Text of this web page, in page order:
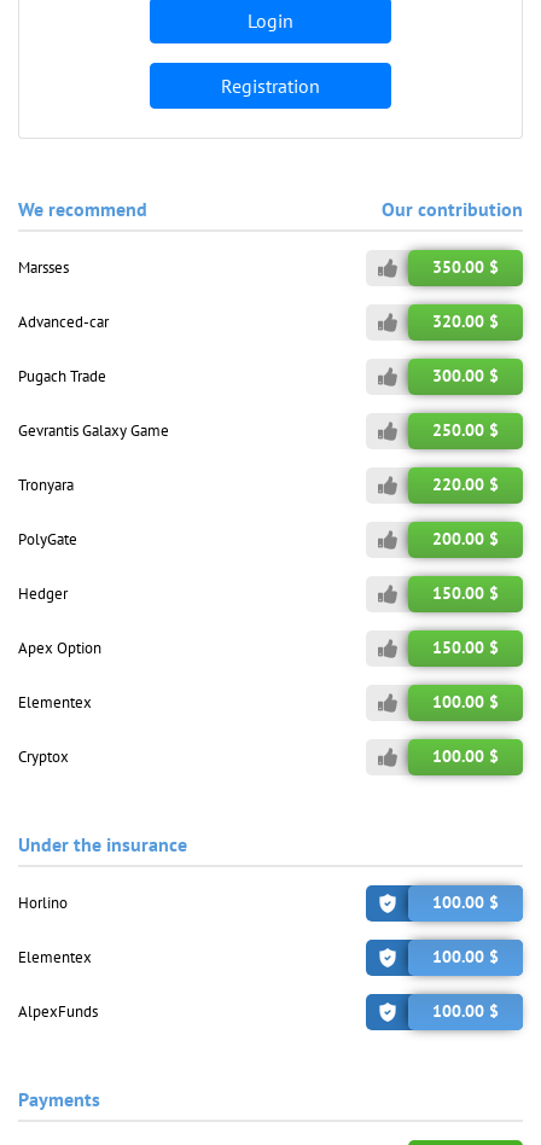
We recommend Our contribution
Marsses 350.00 $
Advanced-car 320.00 $
Pugach Trade 300.00 $
Gevrantis Galaxy Game 250.00 $
Tronyara 220.00 $
PolyGate 200.00 $
Hedger 150.00 $
Apex Option 150.00 $
Elementex 100.00 $
Cryptox 100.00 $
Under the insurance
Horlino 100.00 $
Elementex 100.00 $
AlpexFunds 100.00 $
Payments
Login
Registration